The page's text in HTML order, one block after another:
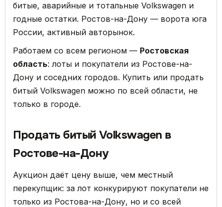
битые, аварийные и тотальные Volkswagen и
годные остатки. Ростов-на-Дону — ворота юга
России, активный авторынок.
Работаем со всем регионом — Ростовская
область: лоты и покупатели из Ростове-на-
Дону и соседних городов. Купить или продать
битый Volkswagen можно по всей области, не
только в городе.
Продать битый Volkswagen в
Ростове-на-Дону
Аукцион даёт цену выше, чем местный
перекупщик: за лот конкурируют покупатели не
только из Ростова-на-Дону, но и со всей